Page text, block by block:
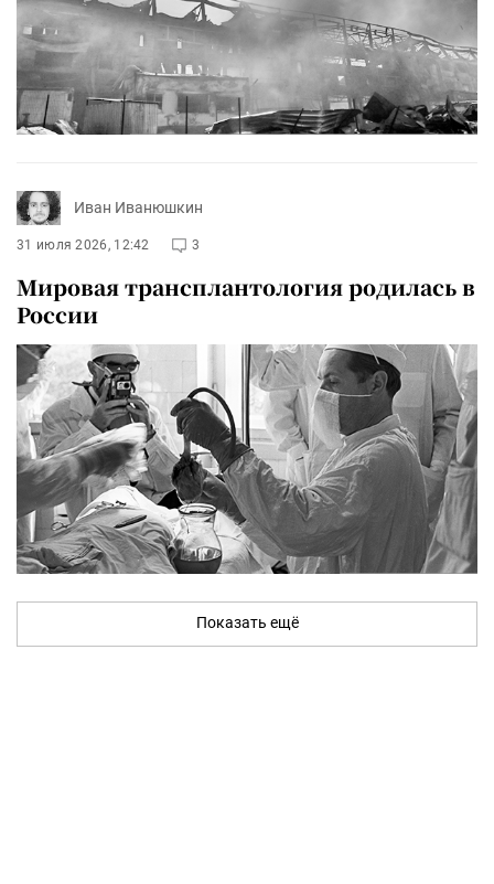
Иван Иванюшкин
31 июля 2026, 12:42 3
Мировая трансплантология родилась в
России
Показать ещё